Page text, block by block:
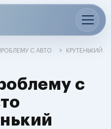
С АВТО КРУТЕНЬКИЙ
с